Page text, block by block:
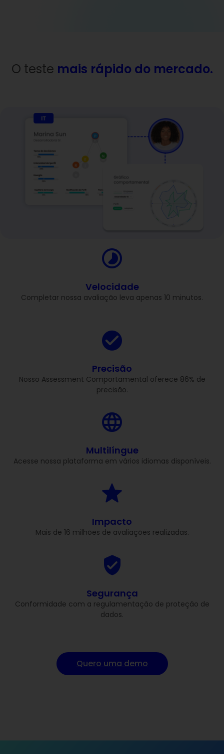
O teste mais rápido do mercado.
Velocidade
Completar nossa avaliação leva apenas 10 minutos.
Precisão
Nosso Assessment Comportamental oferece 86% de
precisão.
Multilíngue
Acesse nossa plataforma em vários idiomas disponíveis.
Impacto
Mais de 16 milhões de avaliações realizadas.
Segurança
Conformidade com a regulamentação de proteção de
dados.
Quero uma demo